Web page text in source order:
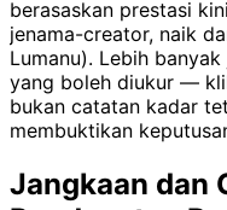
berasaskan prestasi
jenama-creator, naik
Lumanu). Lebih
yang boleh diukur —
bukan catatan kadar
membuktikan
Jangkaan dan